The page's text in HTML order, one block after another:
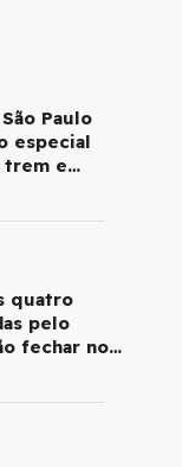
Paulo
especial
trem e
quatro
pelo
fechar no